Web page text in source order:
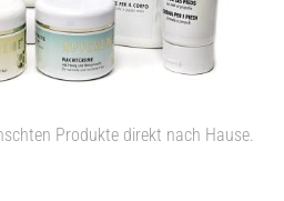
Produkte direkt nach Hause.